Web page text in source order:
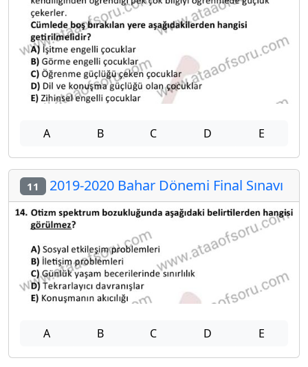
A B C D E
11 2019-2020 Bahar Dönemi Final Sınavı
A B C D E